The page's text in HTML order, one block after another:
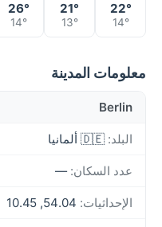
22°
14°
21°
13°
26°
14°
معلومات المدينة
Berlin
البلد: 🇩🇪 ألمانيا
عدد السكان: —
الإحداثيات: